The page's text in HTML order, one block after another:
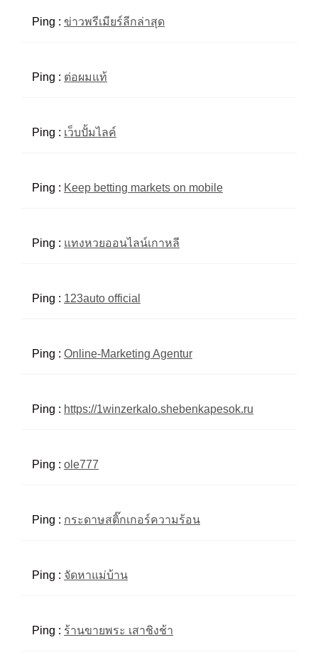
Ping : ข่าวพรีเมียร์ลีกล่าสุด
Ping : ต่อผมแท้
Ping : เว็บปั้มไลค์
Ping : Keep betting markets on mobile
Ping : แทงหวยออนไลน์เกาหลี
Ping : 123auto official
Ping : Online-Marketing Agentur
Ping : https://1winzerkalo.shebenkapesok.ru
Ping : ole777
Ping : กระดาษสติ๊กเกอร์ความร้อน
Ping : จัดหาแม่บ้าน
Ping : ร้านขายพระ เสาชิงช้า